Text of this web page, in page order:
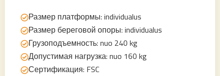
Размер платформы: individualus
Размер береговой опоры: individualus
Грузоподъемность: nuo 240 kg
Допустимая нагрузка: nuo 160 kg
Сертификация: FSC